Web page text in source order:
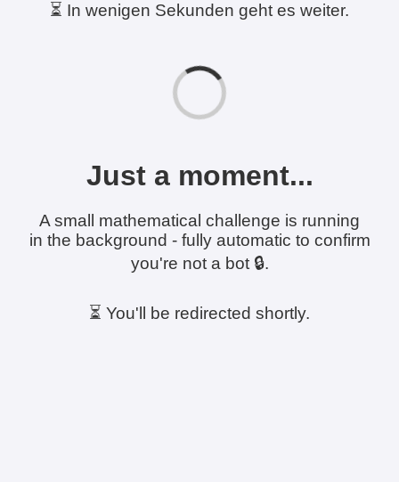
⏳ In wenigen Sekunden geht es weiter.
Just a moment...
A small mathematical challenge is running
in the background - fully automatic to confirm
you're not a bot 🔒.
⏳ You'll be redirected shortly.